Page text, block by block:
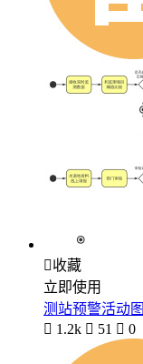
收藏
立即使用
测站预警活动图
 1.2k  51  0